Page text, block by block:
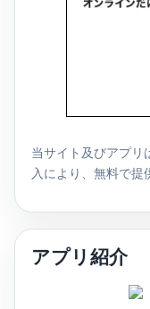
当サイト及びアプリ
入により、無料で提
アプリ紹介